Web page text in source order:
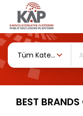
Tüm Kategoriler
BEST